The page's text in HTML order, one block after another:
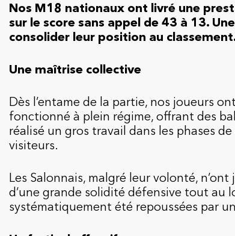
Nos M18 nationaux ont livré une
sur le score sans appel de 43 à 13.
consolider leur position au
Une maîtrise collective
Dès l’entame de la partie, nos joueurs
fonctionné à plein régime, offrant des
réalisé un gros travail dans les phases
visiteurs.
Les Salonnais, malgré leur volonté,
d’une grande solidité défensive tout au
systématiquement été repoussées par